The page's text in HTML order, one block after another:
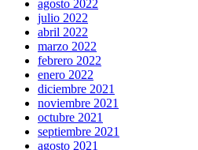
agosto 2022
julio 2022
abril 2022
marzo 2022
febrero 2022
enero 2022
diciembre 2021
noviembre 2021
octubre 2021
septiembre 2021
agosto 2021